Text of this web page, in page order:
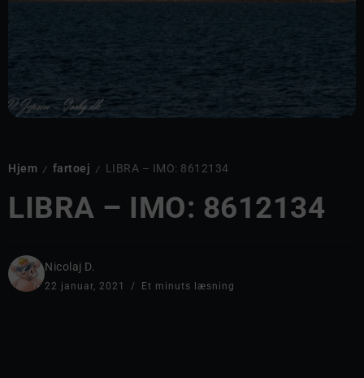
Hjem / fartoej / LIBRA – IMO: 8612134
LIBRA – IMO: 8612134
Nicolaj D.
22 januar, 2021 Et minuts læsning